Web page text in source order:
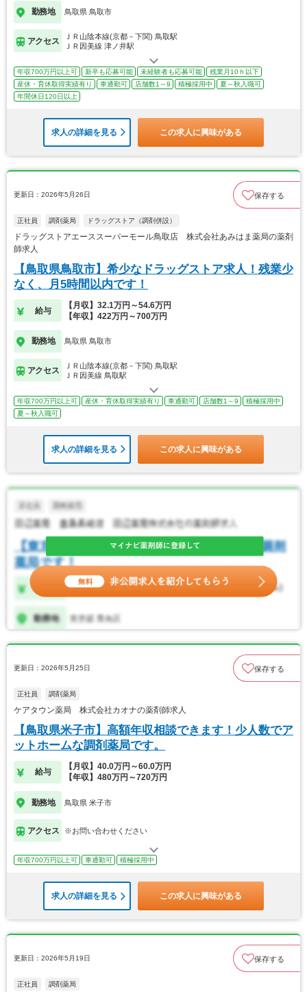
勤務地 鳥取県 鳥取市
アクセス
ＪＲ山陰本線(京都－下関) 鳥取駅
ＪＲ因美線 津ノ井駅
年収700万円以上可 新卒も応募可能 未経験者も応募可能
残業月10ｈ以下
産休・育休取得実績有り
車通勤可 店舗数1～9 積極採用中
夏～秋入職可
年間休日120日以上
求人の詳細を見る この求人に興味がある
更新日：2026年5月26日 保存する
正社員 調剤薬局 ドラッグストア（調剤併設）
ドラッグストアエーススーパーモール鳥取店 株式会社あみはま薬局の薬剤
師求人
【鳥取県鳥取市】希少なドラッグストア求人！残業少
なく、月5時間以内です！
給与
【月収】32.1万円～54.6万円
【年収】422万円～700万円
勤務地 鳥取県 鳥取市
アクセス
ＪＲ山陰本線(京都－下関) 鳥取駅
ＪＲ因美線 鳥取駅
年収700万円以上可 産休・育休取得実績有り 車通勤可 店舗数1～9
積極採用中
夏～秋入職可
求人の詳細を見る この求人に興味がある
更新日：2026年5月25日 保存する
正社員 調剤薬局
ケアタウン薬局 株式会社カオナの薬剤師求人
【鳥取県米子市】高額年収相談できます！少人数でア
ットホームな調剤薬局です。
給与
【月収】40.0万円～60.0万円
【年収】480万円～720万円
勤務地 鳥取県 米子市
アクセス ※お問い合わせください
年収700万円以上可 車通勤可 積極採用中
求人の詳細を見る この求人に興味がある
更新日：2026年5月19日 保存する
正社員 調剤薬局